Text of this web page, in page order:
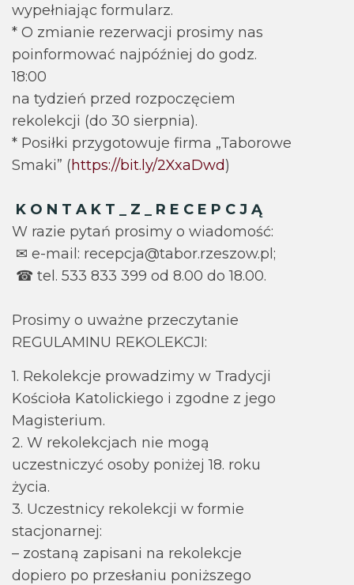
wypełniając formularz.
* O zmianie rezerwacji prosimy nas
poinformować najpóźniej do godz.
18:00
na tydzień przed rozpoczęciem
rekolekcji (do 30 sierpnia).
* Posiłki przygotowuje firma „Taborowe
Smaki” (https://bit.ly/2XxaDwd)
K O N T A K T _ Z _ R E C E P C J Ą
W razie pytań prosimy o wiadomość:
✉ e-mail: recepcja@tabor.rzeszow.pl;
☎ tel. 533 833 399 od 8.00 do 18.00.
Prosimy o uważne przeczytanie
REGULAMINU REKOLEKCJI:
1. Rekolekcje prowadzimy w Tradycji
Kościoła Katolickiego i zgodne z jego
Magisterium.
2. W rekolekcjach nie mogą
uczestniczyć osoby poniżej 18. roku
życia.
3. Uczestnicy rekolekcji w formie
stacjonarnej:
– zostaną zapisani na rekolekcje
dopiero po przesłaniu poniższego